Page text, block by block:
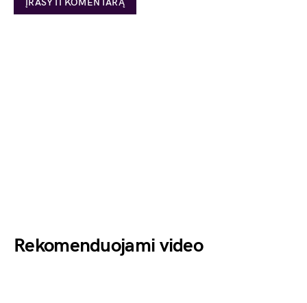
Rekomenduojami video